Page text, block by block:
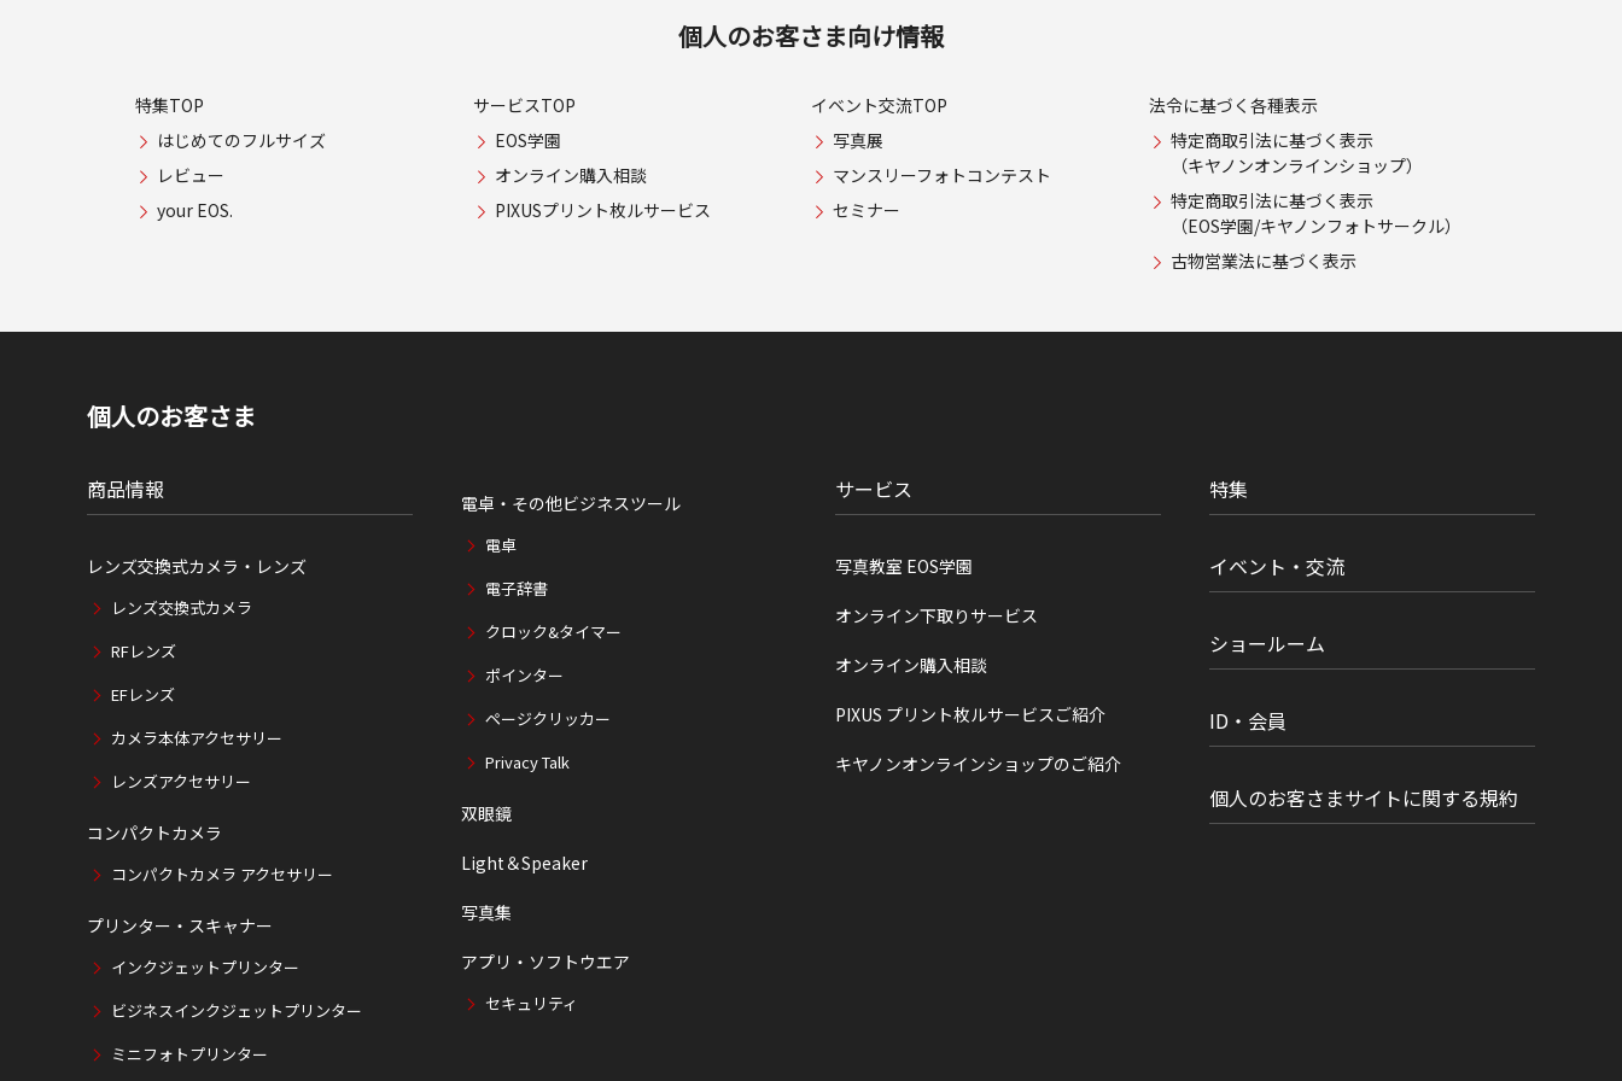
個人のお客さま向け情報
特集TOP
はじめてのフルサイズ
レビュー
your EOS.
サービスTOP
EOS学園
オンライン購入相談
PIXUSプリント枚ルサービス
イベント交流TOP
写真展
マンスリーフォトコンテスト
セミナー
法令に基づく各種表示
特定商取引法に基づく表示
（キヤノンオンラインショップ）
特定商取引法に基づく表示
（EOS学園/キヤノンフォトサークル）
古物営業法に基づく表示
個人のお客さま
商品情報
レンズ交換式カメラ・レンズ
レンズ交換式カメラ
RFレンズ
EFレンズ
カメラ本体アクセサリー
レンズアクセサリー
コンパクトカメラ
コンパクトカメラ アクセサリー
プリンター・スキャナー
インクジェットプリンター
ビジネスインクジェットプリンター
ミニフォトプリンター
電卓・その他ビジネスツール
電卓
電子辞書
クロック&タイマー
ポインター
ページクリッカー
Privacy Talk
双眼鏡
Light＆Speaker
写真集
アプリ・ソフトウエア
セキュリティ
サービス
写真教室 EOS学園
オンライン下取りサービス
オンライン購入相談
PIXUS プリント枚ルサービスご紹介
キヤノンオンラインショップのご紹介
特集
イベント・交流
ショールーム
ID・会員
個人のお客さまサイトに関する規約